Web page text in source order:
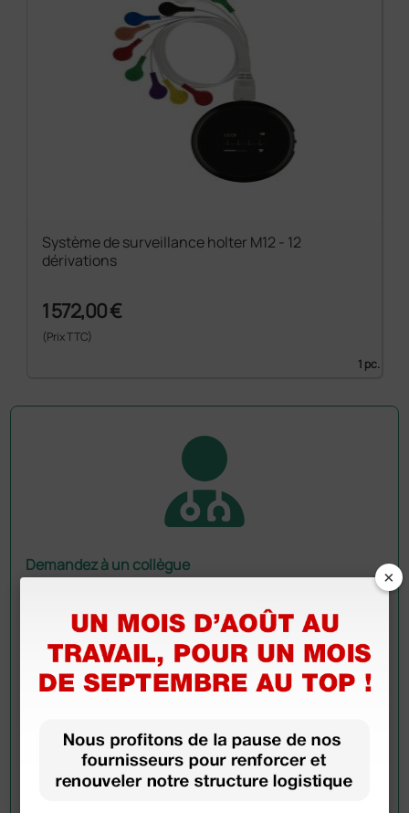
Système de surveillance holter M12 - 12
dérivations
1 572,00 €
(Prix TTC)
1 pc.
Demandez à un collègue
d'autres informations ? Envoyez maintenant votre
question aux collègues qui ont déjà acheté ce
produit.
×